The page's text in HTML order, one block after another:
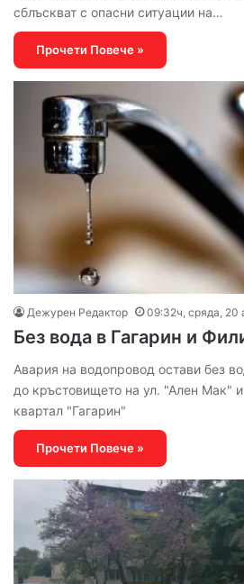
сблъскват с опасни ситуации на…
Прочети Повече »
Дежурен Редактор 09:32ч, сряда, 20
Без вода в Гагарин и
Авария на водопровод остави без
до кръстовището на ул. "Ален Мак"
квартал "Гагарин"
Прочети Повече »